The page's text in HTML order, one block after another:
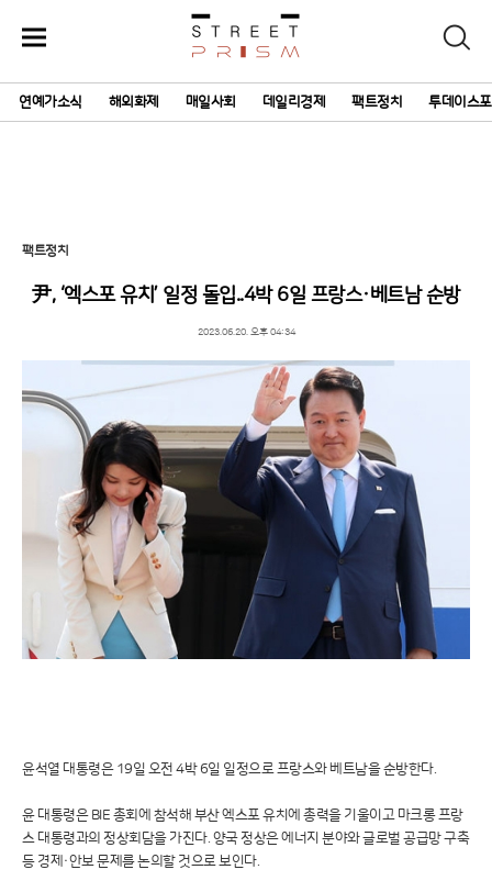
검
주
서
비
스
연예가소식 해외화제 매일사회 데일리경제 팩트정치 투데이스
팩트정치
尹, ‘엑스포 유치’ 일정 돌입..4박 6일 프랑스·베트남 순방
2023.06.20. 오후 04:34
윤석열 대통령은 19일 오전 4박 6일 일정으로 프랑스와 베트남을 순방한다.
윤 대통령은 BIE 총회에 참석해 부산 엑스포 유치에 총력을 기울이고 마크롱 프랑
스 대통령과의 정상회담을 가진다. 양국 정상은 에너지 분야와 글로벌 공급망 구축
등 경제·안보 문제를 논의할 것으로 보인다.